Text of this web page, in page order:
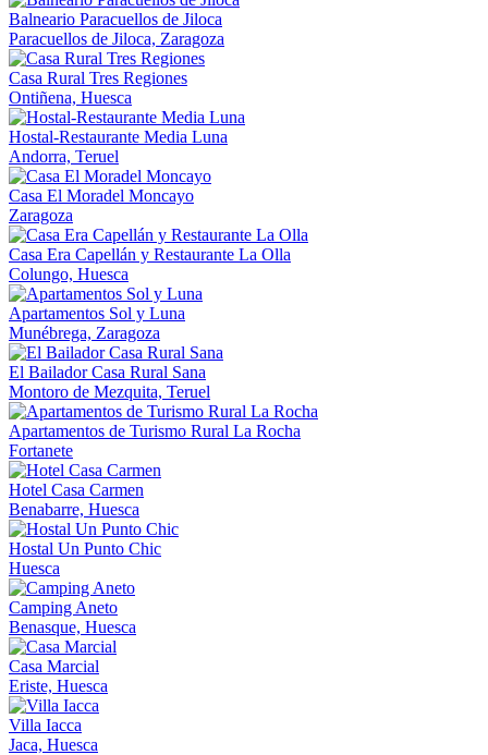
Balneario Paracuellos de Jiloca
Paracuellos de Jiloca, Zaragoza
Casa Rural Tres Regiones
Ontiñena, Huesca
Hostal-Restaurante Media Luna
Andorra, Teruel
Casa El Moradel Moncayo
Zaragoza
Casa Era Capellán y Restaurante La Olla
Colungo, Huesca
Apartamentos Sol y Luna
Munébrega, Zaragoza
El Bailador Casa Rural Sana
Montoro de Mezquita, Teruel
Apartamentos de Turismo Rural La Rocha
Fortanete
Hotel Casa Carmen
Benabarre, Huesca
Hostal Un Punto Chic
Huesca
Camping Aneto
Benasque, Huesca
Casa Marcial
Eriste, Huesca
Villa Iacca
Jaca, Huesca